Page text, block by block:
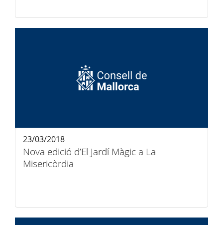
Nova edició d’El Jardí Màgic a La
Misericòrdia
23/03/2018